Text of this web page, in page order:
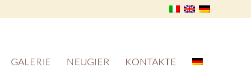
GALERIE NEUGIER KONTAKTE